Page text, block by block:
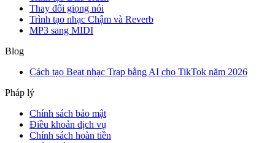
Thay đổi giọng nói
Trình tạo nhạc Chậm và Reverb
MP3 sang MIDI
Blog
Cách tạo Beat nhạc Trap bằng AI cho TikTok năm 2026
Pháp lý
Chính sách bảo mật
Điều khoản dịch vụ
Chính sách hoàn tiền